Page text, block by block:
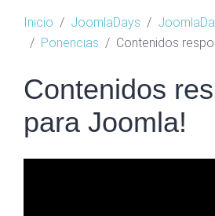
Inicio JoomlaDays
Ponencias
Contenidos
Contenidos
para Joomla!